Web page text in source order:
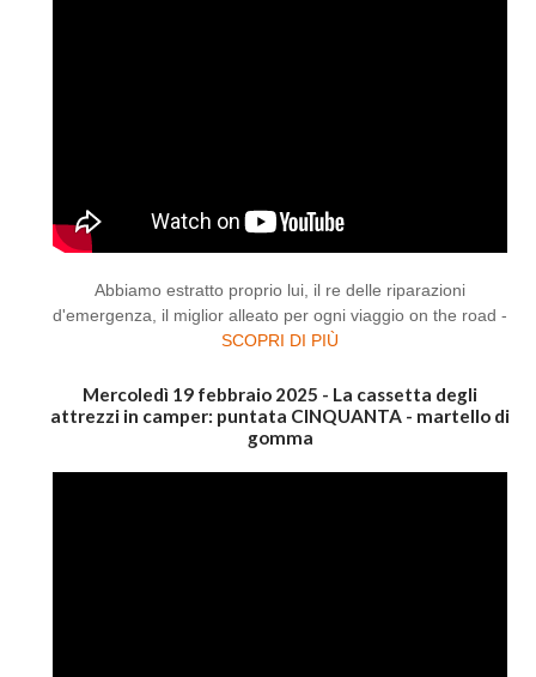
Abbiamo estratto proprio lui, il re delle riparazioni
d'emergenza, il miglior alleato per ogni viaggio on the road -
SCOPRI DI PIÙ
Mercoledì 19 febbraio 2025 - La cassetta degli
attrezzi in camper: puntata CINQUANTA - martello di
gomma